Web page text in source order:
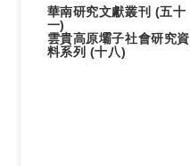
華南研究文獻叢刊 (五十
一)
雲貴高原壩子社會研究資
料系列 (十八)